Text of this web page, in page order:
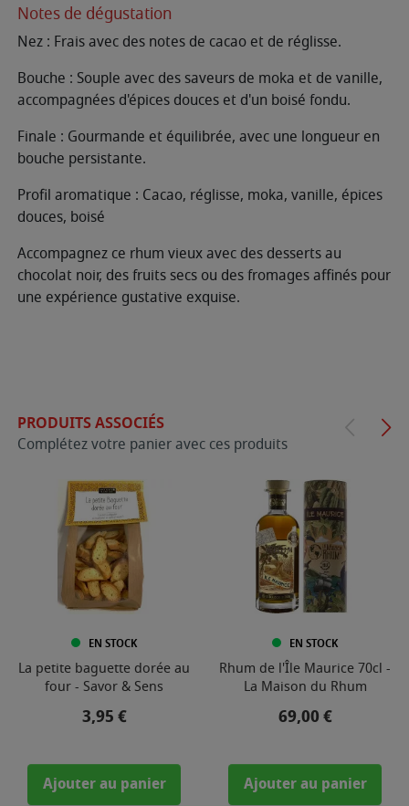
Notes de dégustation
Nez : Frais avec des notes de cacao et de réglisse.
Bouche : Souple avec des saveurs de moka et de vanille,
accompagnées d'épices douces et d'un boisé fondu.
Finale : Gourmande et équilibrée, avec une longueur en
bouche persistante.
Profil aromatique : Cacao, réglisse, moka, vanille, épices
douces, boisé
Accompagnez ce rhum vieux avec des desserts au
chocolat noir, des fruits secs ou des fromages affinés pour
une expérience gustative exquise.
PRODUITS ASSOCIÉS
Complétez votre panier avec ces produits
EN STOCK
La petite baguette dorée au
four - Savor & Sens
Prix
3,95 €
Ajouter au panier
EN STOCK
Rhum de l'Île Maurice 70cl -
La Maison du Rhum
Prix
69,00 €
Ajouter au panier